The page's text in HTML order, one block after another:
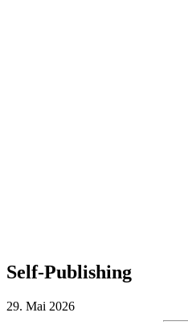
Self-Publishing
29. Mai 2026